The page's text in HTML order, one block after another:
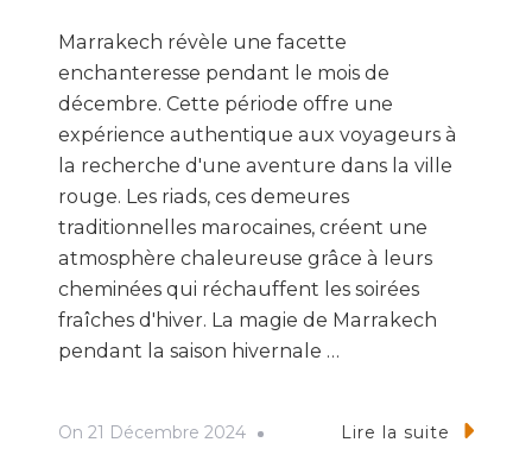
Marrakech révèle une facette
enchanteresse pendant le mois de
décembre. Cette période offre une
expérience authentique aux voyageurs à
la recherche d'une aventure dans la ville
rouge. Les riads, ces demeures
traditionnelles marocaines, créent une
atmosphère chaleureuse grâce à leurs
cheminées qui réchauffent les soirées
fraîches d'hiver. La magie de Marrakech
pendant la saison hivernale …
On 21 Décembre 2024 Lire la suite